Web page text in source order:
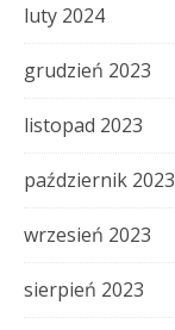
luty 2024
grudzień 2023
listopad 2023
październik 2023
wrzesień 2023
sierpień 2023